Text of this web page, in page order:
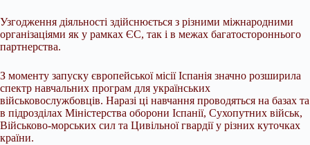
Узгодження діяльності здійснюється з різними міжнародними
організаціями як у рамках ЄС, так і в межах багатостороннього
партнерства.
З моменту запуску європейської місії Іспанія значно розширила
спектр навчальних програм для українських
військовослужбовців. Наразі ці навчання проводяться на базах та
в підрозділах Міністерства оборони Іспанії, Сухопутних військ,
Військово-морських сил та Цивільної гвардії у різних куточках
країни.